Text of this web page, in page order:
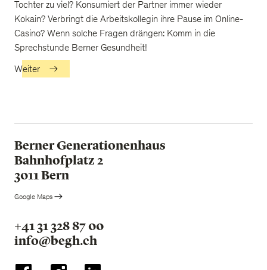
Tochter zu viel? Konsumiert der Partner immer wieder
Kokain? Verbringt die Arbeitskollegin ihre Pause im Online-
Casino? Wenn solche Fragen drängen: Komm in die
Sprechstunde Berner Gesundheit!
Weiter
Berner Generationenhaus
Bahnhofplatz 2
3011 Bern
Google Maps
+41 31 328 87 00
info@begh.ch